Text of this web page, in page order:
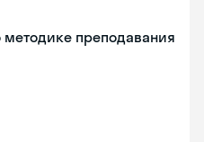
преподавания